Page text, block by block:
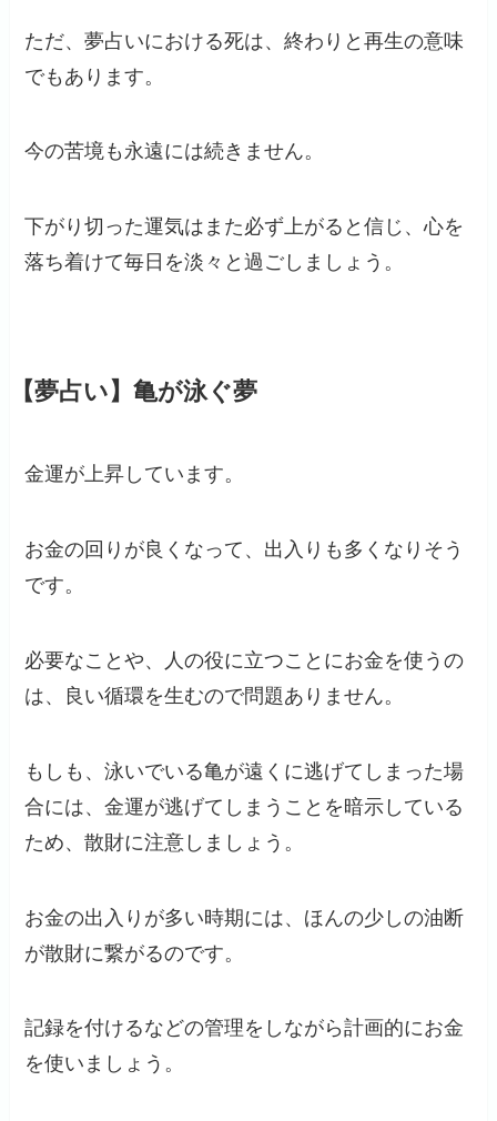
ただ、夢占いにおける死は、終わりと再生の意味
でもあります。
今の苦境も永遠には続きません。
下がり切った運気はまた必ず上がると信じ、心を
落ち着けて毎日を淡々と過ごしましょう。
【夢占い】亀が泳ぐ夢
金運が上昇しています。
お金の回りが良くなって、出入りも多くなりそう
です。
必要なことや、人の役に立つことにお金を使うの
は、良い循環を生むので問題ありません。
もしも、泳いでいる亀が遠くに逃げてしまった場
合には、金運が逃げてしまうことを暗示している
ため、散財に注意しましょう。
お金の出入りが多い時期には、ほんの少しの油断
が散財に繋がるのです。
記録を付けるなどの管理をしながら計画的にお金
を使いましょう。